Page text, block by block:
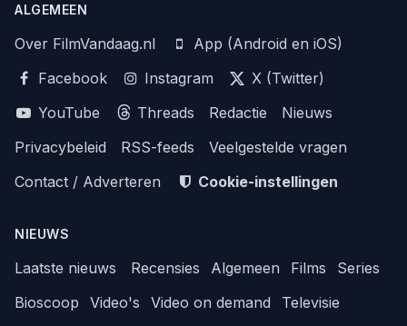
ALGEMEEN
Over FilmVandaag.nl
App (Android en iOS)
Facebook
Instagram
X (Twitter)
YouTube
Threads Redactie
Nieuws
Privacybeleid
RSS-feeds
Veelgestelde vragen
Contact / Adverteren
Cookie-instellingen
NIEUWS
Laatste nieuws Recensies Algemeen Films
Series
Bioscoop
Video's Video on demand
Televisie